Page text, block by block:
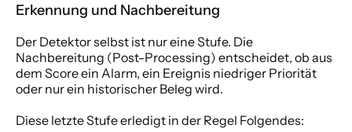
Erkennung und Nachbereitung
Der Detektor selbst ist nur eine Stufe. Die
Nachbereitung (Post-Processing) entscheidet, ob aus
dem Score ein Alarm, ein Ereignis niedriger Priorität
oder nur ein historischer Beleg wird.
Diese letzte Stufe erledigt in der Regel Folgendes: